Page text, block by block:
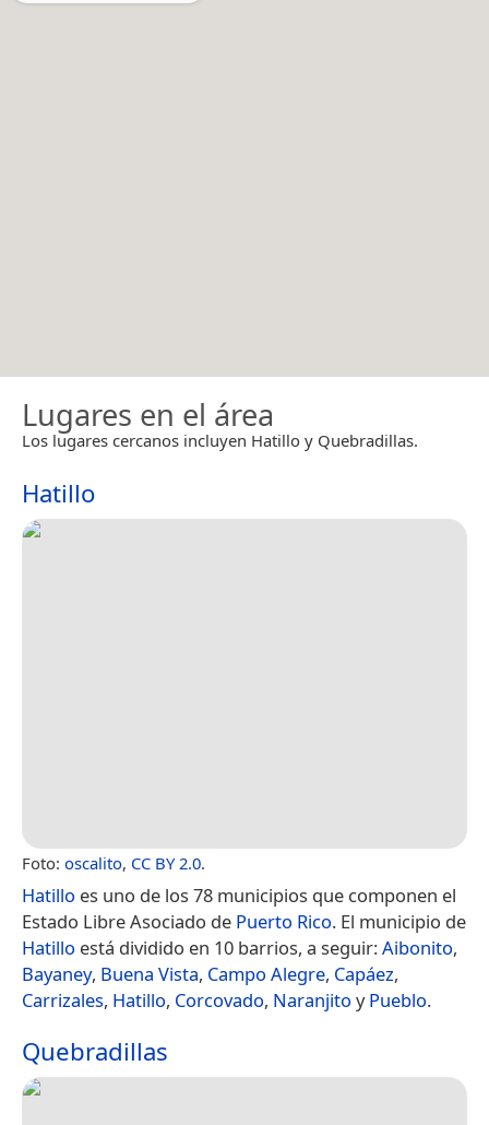
Lugares en el área
Los lugares cercanos incluyen Hatillo y Quebradillas.
Hatillo
Foto: oscalito, CC BY 2.0.
Hatillo es uno de los 78 municipios que componen el
Estado Libre Asociado de Puerto Rico. El municipio de
Hatillo está dividido en 10 barrios, a seguir:Aibonito,
Bayaney, Buena Vista, Campo Alegre, Capáez,
Carrizales, Hatillo, Corcovado, Naranjito yPueblo.
Quebradillas